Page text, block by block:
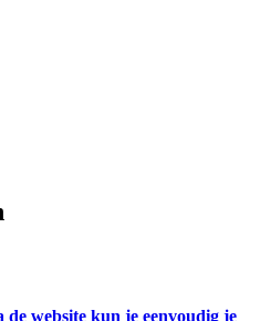
de website kun je eenvoudig je